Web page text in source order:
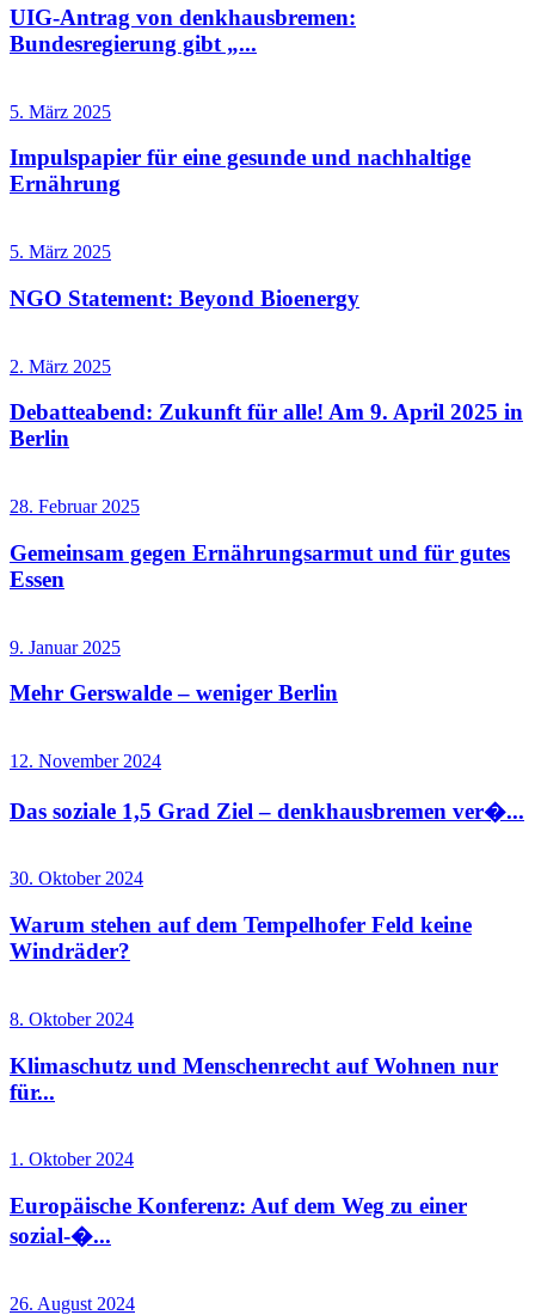
UIG-Antrag von denkhausbremen:
Bundesregierung gibt „...
5. März 2025
Impulspapier für eine gesunde und nachhaltige
Ernährung
5. März 2025
NGO Statement: Beyond Bioenergy
2. März 2025
Debatteabend: Zukunft für alle! Am 9. April 2025 in
Berlin
28. Februar 2025
Gemeinsam gegen Ernährungsarmut und für gutes
Essen
9. Januar 2025
Mehr Gerswalde – weniger Berlin
12. November 2024
Das soziale 1,5 Grad Ziel – denkhausbremen ver�...
30. Oktober 2024
Warum stehen auf dem Tempelhofer Feld keine
Windräder?
8. Oktober 2024
Klimaschutz und Menschenrecht auf Wohnen nur
für...
1. Oktober 2024
Europäische Konferenz: Auf dem Weg zu einer
sozial-�...
26. August 2024